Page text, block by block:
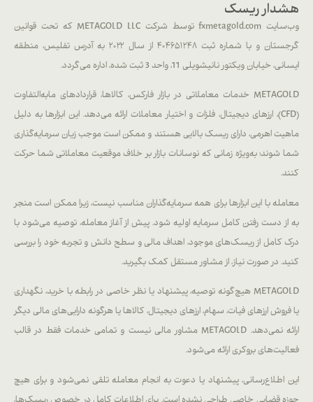
هشدار ریسک
وب‌سایت fxmetagold.com توسط شرکت METAGOLD LLC که تحت قوانین
گرجستان و با شماره ثبت ۴۰۴۶۵۱۲۴۸ از سال ۲۰۲۲ به آدرس تفلیس، منطقه
ایسانی، خیابان ویکتور نانیشویلی 11، واحد 3 ثبت شده، اداره می‌گردد.
METAGOLD خدمات معاملاتی در بازار فارکس، کالاها، قراردادهای مابه‌التفاوت
(CFD)، ارزهای دیجیتال، فلزات و اختیار معاملات ارائه می‌دهد. این ابزارها به دلیل
ماهیت اهرمی، دارای ریسک بالایی هستند و ممکن است موجب زیان سرمایه‌گذاری
شما شوند؛ به‌ویژه زمانی که نوسانات بازار بر خلاف موقعیت معاملاتی شما حرکت
کنند.
معامله با این ابزارها برای همه سرمایه‌گذاران مناسب نیست، زیرا ممکن است منجر
به از دست رفتن کامل سرمایه اولیه شود. پیش از آغاز معامله، توصیه می‌شود با
درک کامل از ریسک‌های موجود، اهداف مالی و سطح دانش و تجربه خود را بررسی
کنید. در صورت نیاز، از مشاور مستقل کمک بگیرید.
METAGOLD هیچ‌گونه توصیه، پیشنهاد یا نظر خاصی در رابطه با خرید، نگهداری
یا فروش ارزهای فیات، سهام، ارزهای دیجیتال، کالاها یا هرگونه دارایی‌های مالی دیگر
ارائه نمی‌دهد. METAGOLD مشاور مالی نیست و تمامی خدمات فقط در قالب
فعالیت‌های بروکری ارائه می‌شود.
این اطلاع‌رسانی، پیشنهاد یا دعوت به انجام معامله تلقی نمی‌شود و برای هیچ